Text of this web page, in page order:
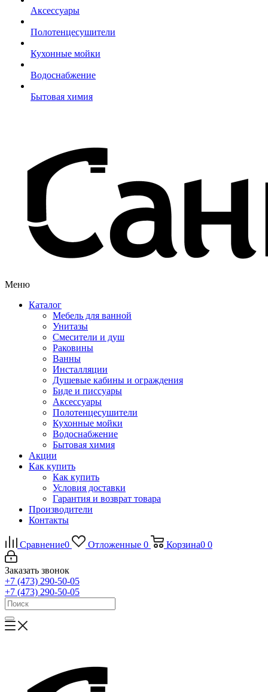
Аксессуары
Полотенцесушители
Кухонные мойки
Водоснабжение
Бытовая химия
Меню
Каталог
Мебель для ванной
Унитазы
Смесители и душ
Раковины
Ванны
Инсталляции
Душевые кабины и ограждения
Биде и писсуары
Аксессуары
Полотенцесушители
Кухонные мойки
Водоснабжение
Бытовая химия
Акции
Как купить
Как купить
Условия доставки
Гарантия и возврат товара
Производители
Контакты
Сравнение0 Отложенные 0 Корзина0 0
Заказать звонок
+7 (473) 290-50-05
+7 (473) 290-50-05